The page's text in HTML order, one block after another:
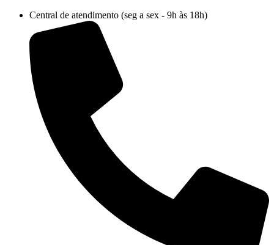
conteúdo
Central de atendimento (seg a sex - 9h às 18h)